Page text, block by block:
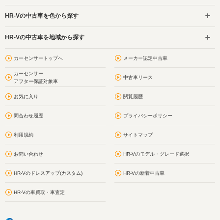
HR-Vの中古車を色から探す
HR-Vの中古車を地域から探す
カーセンサートップへ メーカー認定中古車
カーセンサー
アフター保証対象車
中古車リース
お気に入り 閲覧履歴
問合わせ履歴 プライバシーポリシー
利用規約 サイトマップ
お問い合わせ HR-Vのモデル・グレード選択
HR-Vのドレスアップ(カスタム) HR-Vの新着中古車
HR-Vの車買取・車査定